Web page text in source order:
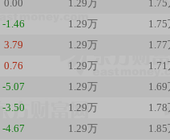
0.00 1.29万
-1.46 1.29万
3.79 1.29万
0.76 1.29万
-5.07 1.29万
-3.50 1.29万
-4.67 1.29万